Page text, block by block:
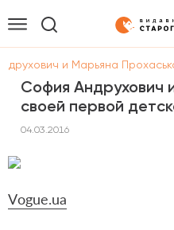
и Марьяна
София Андрухович
своей первой
04.03.2016
Vogue.ua